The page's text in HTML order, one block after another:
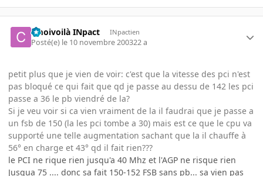
cmoivoilà INpact INpactien
Posté(e) le 10 novembre 200322 a
petit plus que je vien de voir: c'est que la vitesse des pci n'est
pas bloqué ce qui fait que qd je passe au dessu de 142 les pci
passe a 36 le pb viendré de la?
Si je veu voir si ca vien vraiment de la il faudrai que je passe a
un fsb de 150 (la les pci tombe a 30) mais est ce que le cpu va
supporté une telle augmentation sachant que la il chauffe à
56° en charge et 43° qd il fait rien???
le PCI ne rique rien jusqu'a 40 Mhz et l'AGP ne risque rien
Jusqua 75 .... donc sa fait 150-152 FSB sans pb... sa vien pas